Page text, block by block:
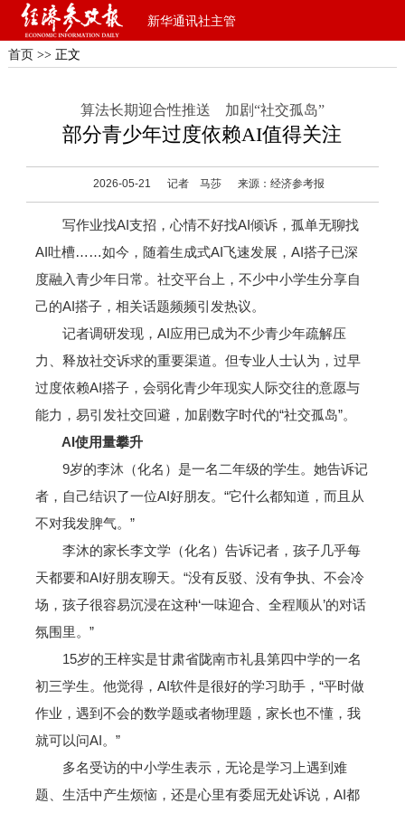
新华通讯社主管
首页 >> 正文
算法长期迎合性推送 加剧“社交孤岛”
部分青少年过度依赖AI值得关注
2026-05-21 记者 马莎 来源：经济参考报
写作业找AI支招，心情不好找AI倾诉，孤单无聊找
AI吐槽……如今，随着生成式AI飞速发展，AI搭子已深
度融入青少年日常。社交平台上，不少中小学生分享自
己的AI搭子，相关话题频频引发热议。
记者调研发现，AI应用已成为不少青少年疏解压
力、释放社交诉求的重要渠道。但专业人士认为，过早
过度依赖AI搭子，会弱化青少年现实人际交往的意愿与
能力，易引发社交回避，加剧数字时代的“社交孤岛”。
AI使用量攀升
9岁的李沐（化名）是一名二年级的学生。她告诉记
者，自己结识了一位AI好朋友。“它什么都知道，而且从
不对我发脾气。”
李沐的家长李文学（化名）告诉记者，孩子几乎每
天都要和AI好朋友聊天。“没有反驳、没有争执、不会冷
场，孩子很容易沉浸在这种‘一味迎合、全程顺从’的对话
氛围里。”
15岁的王梓实是甘肃省陇南市礼县第四中学的一名
初三学生。他觉得，AI软件是很好的学习助手，“平时做
作业，遇到不会的数学题或者物理题，家长也不懂，我
就可以问AI。”
多名受访的中小学生表示，无论是学习上遇到难
题、生活中产生烦恼，还是心里有委屈无处诉说，AI都